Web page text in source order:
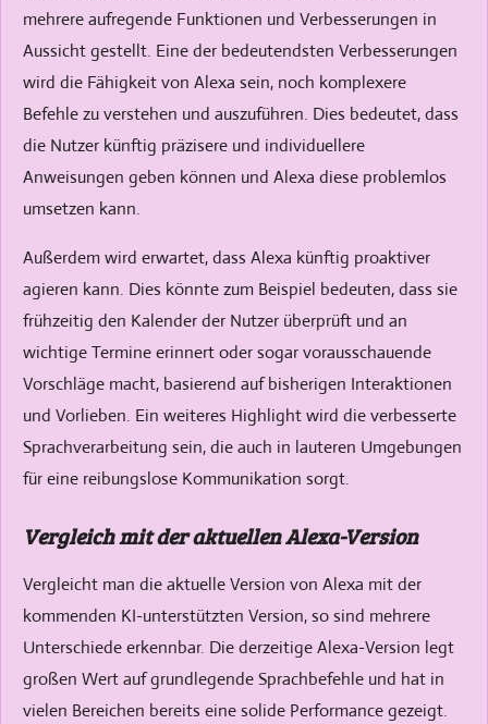
mehrere aufregende Funktionen und Verbesserungen in
Aussicht gestellt. Eine der bedeutendsten Verbesserungen
wird die Fähigkeit von Alexa sein, noch komplexere
Befehle zu verstehen und auszuführen. Dies bedeutet, dass
die Nutzer künftig präzisere und individuellere
Anweisungen geben können und Alexa diese problemlos
umsetzen kann.
Außerdem wird erwartet, dass Alexa künftig proaktiver
agieren kann. Dies könnte zum Beispiel bedeuten, dass sie
frühzeitig den Kalender der Nutzer überprüft und an
wichtige Termine erinnert oder sogar vorausschauende
Vorschläge macht, basierend auf bisherigen Interaktionen
und Vorlieben. Ein weiteres Highlight wird die verbesserte
Sprachverarbeitung sein, die auch in lauteren Umgebungen
für eine reibungslose Kommunikation sorgt.
Vergleich mit der aktuellen Alexa-Version
Vergleicht man die aktuelle Version von Alexa mit der
kommenden KI-unterstützten Version, so sind mehrere
Unterschiede erkennbar. Die derzeitige Alexa-Version legt
großen Wert auf grundlegende Sprachbefehle und hat in
vielen Bereichen bereits eine solide Performance gezeigt.